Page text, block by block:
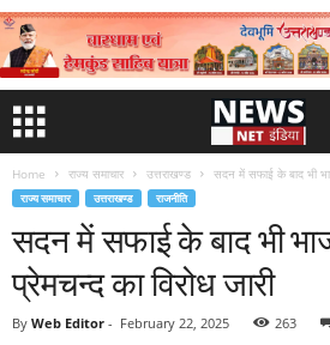
Home राज्य समाचार उत्तराखण्ड सदन में सफाई के बाद भी
राज्य समाचार उत्तराखण्ड राजनीति
सदन में सफाई के बाद भी
प्रेमचन्द का विरोध जारी
By Web Editor - February 22, 2025 263